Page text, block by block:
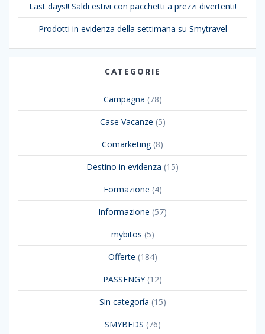
Last days!! Saldi estivi con pacchetti a prezzi divertenti!
Prodotti in evidenza della settimana su Smytravel
CATEGORIE
Campagna (78)
Case Vacanze (5)
Comarketing(8)
Destino in evidenza (15)
Formazione (4)
Informazione (57)
mybitos (5)
Offerte (184)
PASSENGY(12)
Sin categoría (15)
SMYBEDS (76)